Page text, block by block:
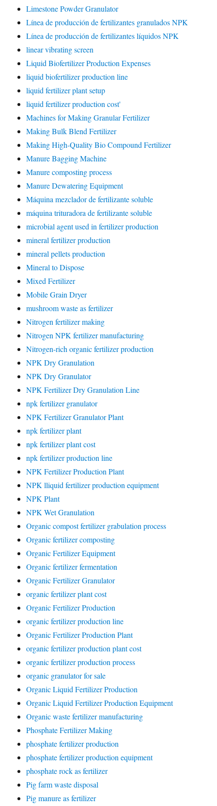
Limestone Powder Granulator
Línea de producción de fertilizantes granulados NPK
Línea de producción de fertilizantes líquidos NPK
linear vibrating screen
Liquid Biofertilizer Production Expenses
liquid biofertilizer production line
liquid fertilizer plant setup
liquid fertilizer production cost'
Machines for Making Granular Fertilizer
Making Bulk Blend Fertilizer
Making High-Quality Bio Compound Fertilizer
Manure Bagging Machine
Manure composting process
Manure Dewatering Equipment
Máquina mezclador de fertilizante soluble
máquina trituradora de fertilizante soluble
microbial agent used in fertilizer production
mineral fertilizer production
mineral pellets production
Mineral to Dispose
Mixed Fertilizer
Mobile Grain Dryer
mushroom waste as fertilizer
Nitrogen fertilizer making
Nitrogen NPK fertilizer manufacturing
Nitrogen-rich organic fertilizer production
NPK Dry Granulation
NPK Dry Granulator
NPK Fertilizer Dry Granulation Line
npk fertilizer granulator
NPK Fertilizer Granulator Plant
npk fertilizer plant
npk fertilizer plant cost
npk fertilizer production line
NPK Fertilizer Production Plant
NPK lliquid fertilizer production equipment
NPK Plant
NPK Wet Granulation
Organic compost fertilizer grabulation process
Organic fertilizer composting
Organic Fertilizer Equipment
Organic fertilizer fermentation
Organic Fertilizer Granulator
organic fertilizer plant cost
Organic Fertilizer Production
organic fertilizer production line
Organic Fertilizer Production Plant
organic fertilizer production plant cost
organic fertilizer production process
organic granulator for sale
Organic Liquid Fertilizer Production
Organic Liquid Fertilizer Production Equipment
Organic waste fertilizer manufacturing
Phosphate Fertilizer Making
phosphate fertilizer production
phosphate fertilizer production equipment
phosphate rock as fertilizer
Pig farm waste disposal
Pig manure as fertilizer